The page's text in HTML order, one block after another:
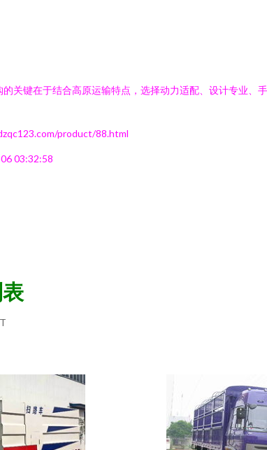
关键在于结合高原运输特点，选择动力适配、设计专业、
product/88.html
03:32:58